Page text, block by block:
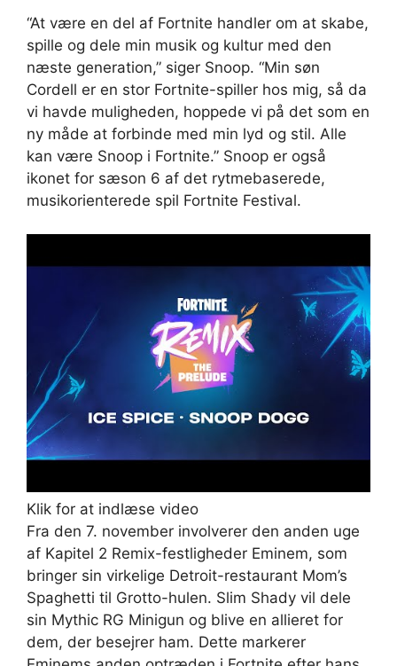
“At være en del af Fortnite handler om at skabe,
spille og dele min musik og kultur med den
næste generation,” siger Snoop. “Min søn
Cordell er en stor Fortnite-spiller hos mig, så da
vi havde muligheden, hoppede vi på det som en
ny måde at forbinde med min lyd og stil. Alle
kan være Snoop i Fortnite.” Snoop er også
ikonet for sæson 6 af det rytmebaserede,
musikorienterede spil Fortnite Festival.
Klik for at indlæse video
Fra den 7. november involverer den anden uge
af Kapitel 2 Remix-festligheder Eminem, som
bringer sin virkelige Detroit-restaurant Mom’s
Spaghetti til Grotto-hulen. Slim Shady vil dele
sin Mythic RG Minigun og blive en allieret for
dem, der besejrer ham. Dette markerer